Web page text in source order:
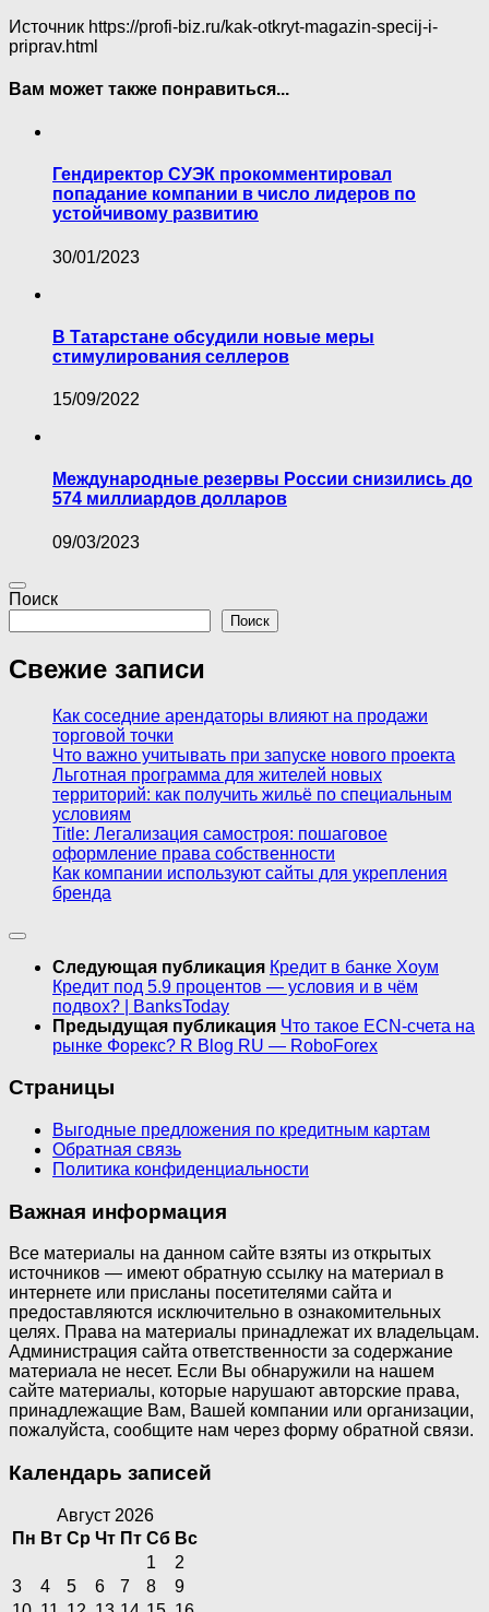
Источник https://profi-biz.ru/kak-otkryt-magazin-specij-i-
priprav.html
Вам может также понравиться...
Гендиректор СУЭК прокомментировал
попадание компании в число лидеров по
устойчивому развитию
30/01/2023
В Татарстане обсудили новые меры
стимулирования селлеров
15/09/2022
Международные резервы России снизились до
574 миллиардов долларов
09/03/2023
Поиск
Поиск
Свежие записи
Как соседние арендаторы влияют на продажи
торговой точки
Что важно учитывать при запуске нового проекта
Льготная программа для жителей новых
территорий: как получить жильё по специальным
условиям
Title: Легализация самостроя: пошаговое
оформление права собственности
Как компании используют сайты для укрепления
бренда
Следующая публикация Кредит в банке Хоум
Кредит под 5.9 процентов — условия и в чём
подвох? | BanksToday
Предыдущая публикация Что такое ECN-счета на
рынке Форекс? R Blog RU — RoboForex
Страницы
Выгодные предложения по кредитным картам
Обратная связь
Политика конфиденциальности
Важная информация
Все материалы на данном сайте взяты из открытых
источников — имеют обратную ссылку на материал в
интернете или присланы посетителями сайта и
предоставляются исключительно в ознакомительных
целях. Права на материалы принадлежат их владельцам.
Администрация сайта ответственности за содержание
материала не несет. Если Вы обнаружили на нашем
сайте материалы, которые нарушают авторские права,
принадлежащие Вам, Вашей компании или организации,
пожалуйста, сообщите нам через форму обратной связи.
Календарь записей
Август 2026
Пн Вт Ср Чт Пт Сб Вс
1
2
3
4 5 6 7 8
9